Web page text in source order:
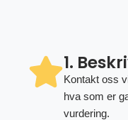
1.
Kontakt oss
hva som er
vurdering.